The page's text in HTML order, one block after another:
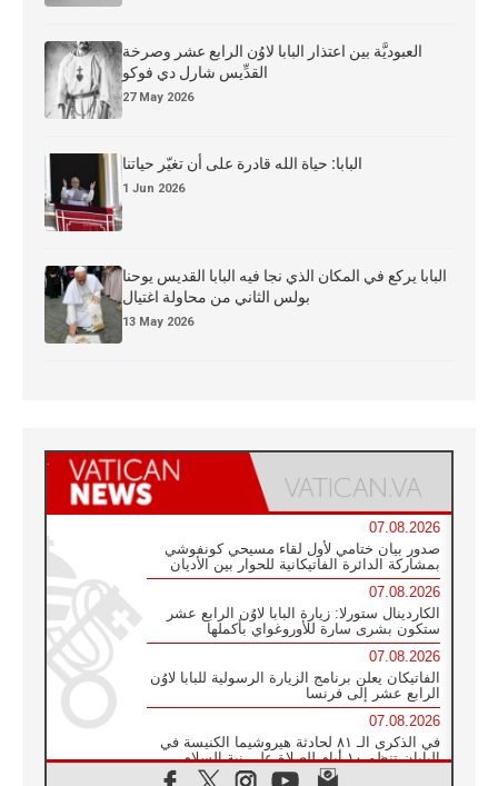
العبوديَّة بين اعتذار البابا لاوُن الرابع عشر وصرخة
القدِّيس شارل دي فوكو
27 May 2026
البابا: حياة الله قادرة على أن تغيّر حياتنا
1 Jun 2026
البابا يركع في المكان الذي نجا فيه البابا القديس يوحنا
بولس الثاني من محاولة اغتيال
13 May 2026
07.08.2026
صدور بيان ختامي لأول لقاء مسيحي كونفوشي
بمشاركة الدائرة الفاتيكانية للحوار بين الأديان
07.08.2026
الكاردينال ستورلا: زيارة البابا لاوُن الرابع عشر
ستكون بشرى سارة للأوروغواي بأكملها
07.08.2026
الفاتيكان يعلن برنامج الزيارة الرسولية للبابا لاوُن
الرابع عشر إلى فرنسا
07.08.2026
في الذكرى الـ ٨١ لحادثة هيروشيما الكنيسة في
اليابان تنظم ١٠ أيام للصلاة على نية السلام